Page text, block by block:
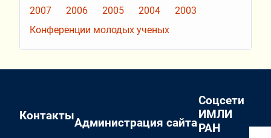
2007
2006 2005 2004
2003
Конференции молодых ученых
Контакты
Администрация сайта
Соцсети
ИМЛИ
РАН